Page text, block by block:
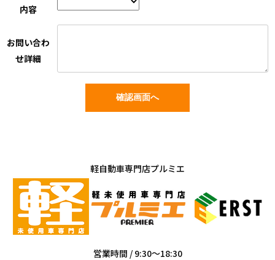
内容
お問い合わ
せ詳細
軽自動車専門店プルミエ
営業時間 / 9:30～18:30